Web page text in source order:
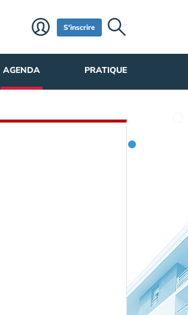
S'inscrire
AGENDA PRATIQUE